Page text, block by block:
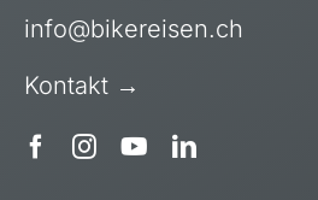
info@bikereisen.ch
Kontakt →